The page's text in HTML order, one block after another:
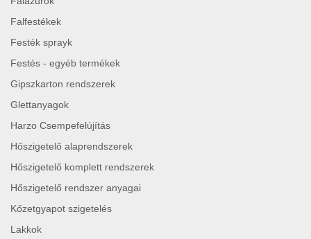
Falfestékek
Festék sprayk
Festés - egyéb termékek
Gipszkarton rendszerek
Glettanyagok
Harzo Csempefelújítás
Hőszigetelő alaprendszerek
Hőszigetelő komplett rendszerek
Hőszigetelő rendszer anyagai
Kőzetgyapot szigetelés
Lakkok